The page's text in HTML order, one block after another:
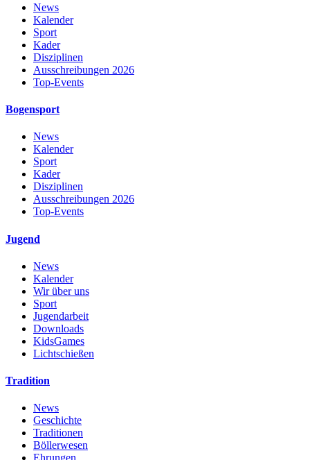
News
Kalender
Sport
Kader
Disziplinen
Ausschreibungen 2026
Top-Events
Bogensport
News
Kalender
Sport
Kader
Disziplinen
Ausschreibungen 2026
Top-Events
Jugend
News
Kalender
Wir über uns
Sport
Jugendarbeit
Downloads
KidsGames
Lichtschießen
Tradition
News
Geschichte
Traditionen
Böllerwesen